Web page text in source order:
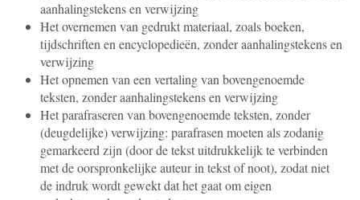
aanhalingstekens en verwijzing
Het overnemen van gedrukt materiaal, zoals boeken,
tijdschriften en encyclopedieën, zonder aanhalingstekens en
verwijzing
Het opnemen van een vertaling van bovengenoemde
teksten, zonder aanhalingstekens en verwijzing
Het parafraseren van bovengenoemde teksten, zonder
(deugdelijke) verwijzing: parafrasen moeten als zodanig
gemarkeerd zijn (door de tekst uitdrukkelijk te verbinden
met de oorspronkelijke auteur in tekst of noot), zodat niet
de indruk wordt gewekt dat het gaat om eigen